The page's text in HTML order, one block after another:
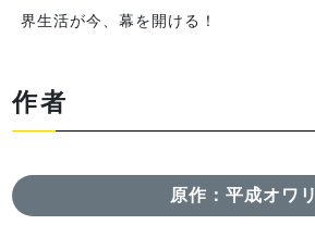
界生活が今、幕を開ける！
作者
原作：平成オワリ